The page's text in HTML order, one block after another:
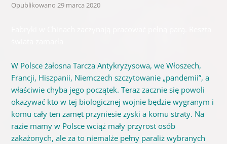
Opublikowano 29 marca 2020
W Polsce żałosna Tarcza Antykryzysowa, we Włoszech,
Francji, Hiszpanii, Niemczech szczytowanie „pandemii”, a
właściwie chyba jego początek. Teraz zacznie się powoli
okazywać kto w tej biologicznej wojnie będzie wygranym i
komu cały ten zamęt przyniesie zyski a komu straty. Na
razie mamy w Polsce wciąż mały przyrost osób
zakażonych, ale za to niemalże pełny paraliż wybranych